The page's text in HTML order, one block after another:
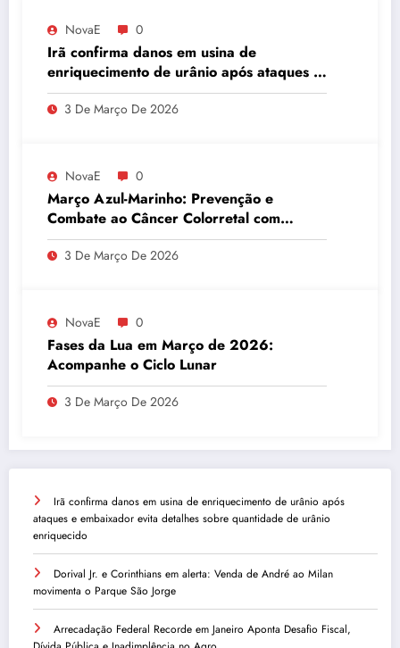
NovaE 0
Irã confirma danos em usina de
enriquecimento de urânio após ataques e
embaixador evita detalhes sobre
quantidade de urânio enriquecido
3 De Março De 2026
NovaE 0
Março Azul-Marinho: Prevenção e
Combate ao Câncer Colorretal com
Atividades Físicas
3 De Março De 2026
NovaE 0
Fases da Lua em Março de 2026:
Acompanhe o Ciclo Lunar
3 De Março De 2026
Irã confirma danos em usina de enriquecimento de urânio após
ataques e embaixador evita detalhes sobre quantidade de urânio
enriquecido
Dorival Jr. e Corinthians em alerta: Venda de André ao Milan
movimenta o Parque São Jorge
Arrecadação Federal Recorde em Janeiro Aponta Desafio Fiscal,